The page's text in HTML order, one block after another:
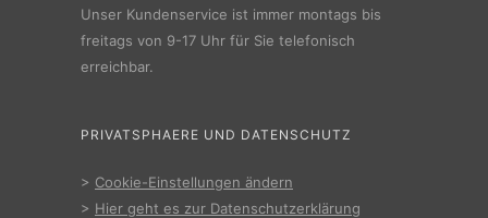
Unser Kundenservice ist immer montags bis
freitags von 9-17 Uhr für Sie telefonisch
erreichbar.
PRIVATSPHAERE UND DATENSCHUTZ
> Cookie-Einstellungen ändern
> Hier geht es zur Datenschutzerklärung